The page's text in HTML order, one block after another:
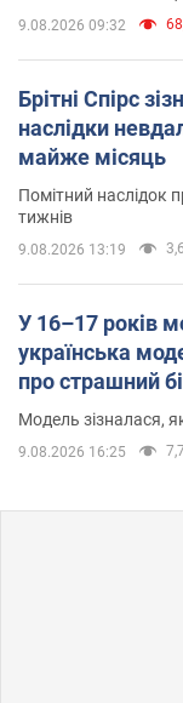
9.08.2026 09:32
Брітні Спірс
наслідки
майже місяць
Помітний наслідок
тижнів
9.08.2026 13:19
У 16–17 років
українська
про страшний
Модель зізналася,
9.08.2026 16:25